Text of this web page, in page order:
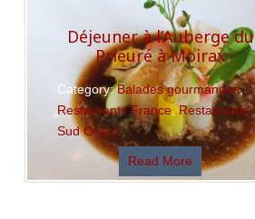
Déjeuner à l’Auberge du
Prieuré à Moirax
Category:Balades gourmandes,
Restaurants France,Restaurants
Sud Ouest
Read More